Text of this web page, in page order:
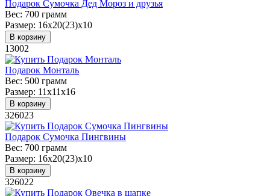
Подарок Сумочка Дед Мороз и друзья
Вес: 700 грамм
Размер: 16х20(23)х10
В корзину
13002
Подарок Монталь
Вес: 500 грамм
Размер: 11х11х16
В корзину
326023
Подарок Сумочка Пингвины
Вес: 700 грамм
Размер: 16х20(23)х10
В корзину
326022